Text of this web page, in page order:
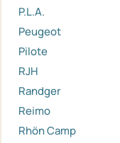
P.L.A.
Peugeot
Pilote
RJH
Randger
Reimo
Rhön Camp